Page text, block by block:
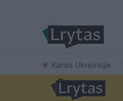
Karas Ukrainoje